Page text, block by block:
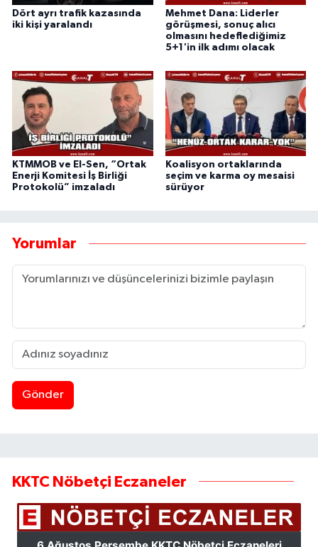
Dört ayrı trafik kazasında
iki kişi yaralandı
Mehmet Dana: Liderler
görüşmesi, sonuç alıcı
olmasını hedeflediğimiz
5+1'in ilk adımı olacak
KTMMOB ve El-Sen, “Ortak
Enerji Komitesi İş Birliği
Protokolü” imzaladı
Koalisyon ortaklarında
seçim ve karma oy mesaisi
sürüyor
Yorumlar
Gönder
KKTC Nöbetçi Eczaneler